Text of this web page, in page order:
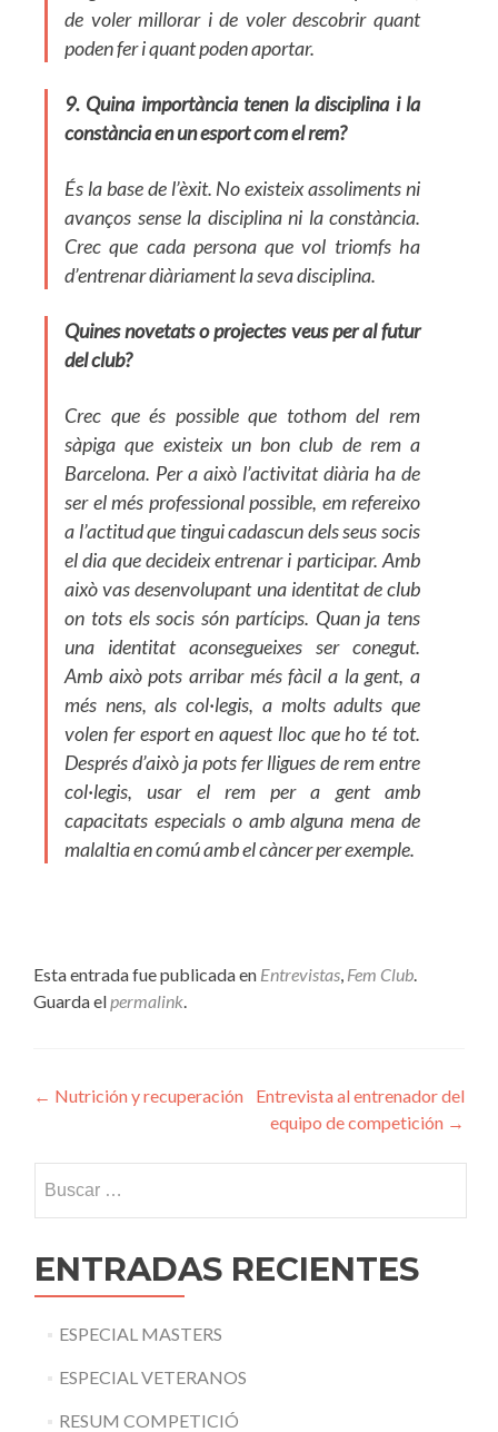
de voler millorar i de voler descobrir quant
poden fer i quant poden aportar.
9. Quina importància tenen la disciplina i la
constància en un esport com el rem?
És la base de l’èxit. No existeix assoliments ni
avanços sense la disciplina ni la constància.
Crec que cada persona que vol triomfs ha
d’entrenar diàriament la seva disciplina.
Quines novetats o projectes veus per al futur
del club?
Crec que és possible que tothom del rem
sàpiga que existeix un bon club de rem a
Barcelona. Per a això l’activitat diària ha de
ser el més professional possible, em refereixo
a l’actitud que tingui cadascun dels seus socis
el dia que decideix entrenar i participar. Amb
això vas desenvolupant una identitat de club
on tots els socis són partícips. Quan ja tens
una identitat aconsegueixes ser conegut.
Amb això pots arribar més fàcil a la gent, a
més nens, als col·legis, a molts adults que
volen fer esport en aquest lloc que ho té tot.
Després d’això ja pots fer lligues de rem entre
col·legis, usar el rem per a gent amb
capacitats especials o amb alguna mena de
malaltia en comú amb el càncer per exemple.
Esta entrada fue publicada en Entrevistas, Fem Club.
Guarda elpermalink.
Navegación
entradas
← Nutrición y recuperación
Entrevista al entrenador del
equipo de competición →
ENTRADAS RECIENTES
ESPECIAL MASTERS
ESPECIAL VETERANOS
RESUM COMPETICIÓ